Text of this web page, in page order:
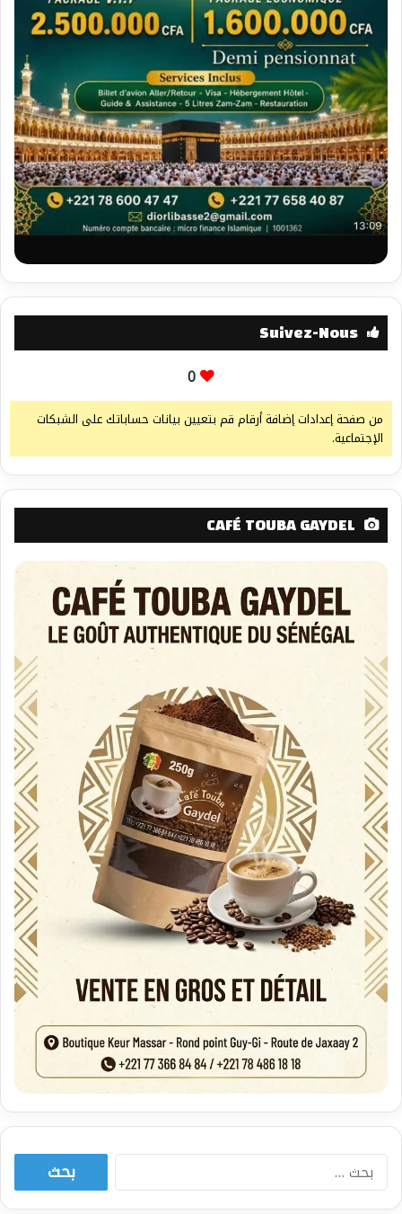
Suivez-Nous
0
من صفحة إعدادات إضافة أرقام قم بتعيين بيانات حساباتك على الشبكات
الإجتماعية.
CAFÉ TOUBA GAYDEL
البحث